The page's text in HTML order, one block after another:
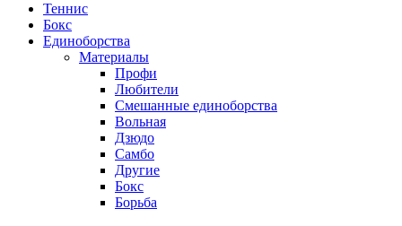
Теннис
Бокс
Единоборства
Материалы
Профи
Любители
Смешанные единоборства
Вольная
Дзюдо
Самбо
Другие
Бокс
Борьба